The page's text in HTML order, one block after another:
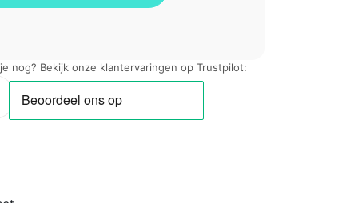
nog? Bekijk onze klantervaringen op Trustpilot: